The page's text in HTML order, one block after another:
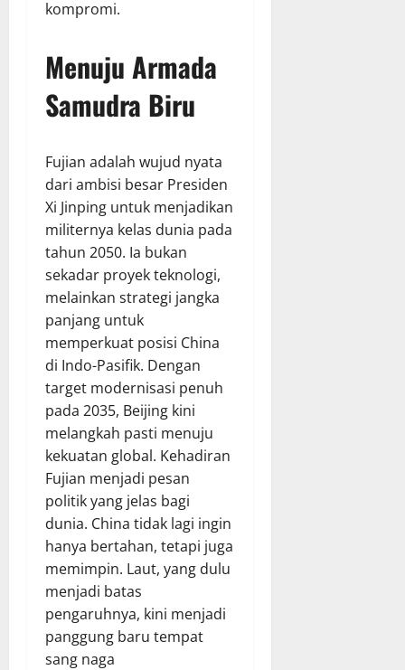
kompromi.
Menuju Armada
Samudra Biru
Fujian adalah wujud nyata
dari ambisi besar Presiden
Xi Jinping untuk menjadikan
militernya kelas dunia pada
tahun 2050. Ia bukan
sekadar proyek teknologi,
melainkan strategi jangka
panjang untuk
memperkuat posisi China
di Indo-Pasifik. Dengan
target modernisasi penuh
pada 2035, Beijing kini
melangkah pasti menuju
kekuatan global. Kehadiran
Fujian menjadi pesan
politik yang jelas bagi
dunia. China tidak lagi ingin
hanya bertahan, tetapi juga
memimpin. Laut, yang dulu
menjadi batas
pengaruhnya, kini menjadi
panggung baru tempat
sang naga